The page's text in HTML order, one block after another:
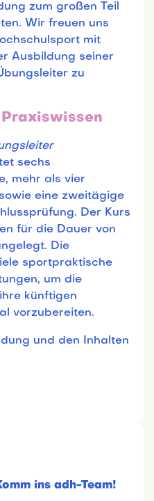
zum großen Teil
Wir freuen uns
mit
Ausbildung seiner
zu
sechs
mehr als vier
eine zweitägige
Der Kurs
für die Dauer von
Die
sportpraktische
um die
künftigen
vorzubereiten.
und den Inhalten
ins adh-Team!